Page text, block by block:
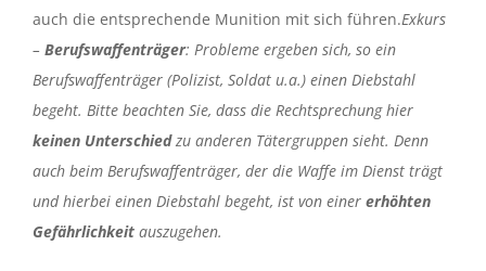
auch die entsprechende Munition mit sich führen.Exkurs
– Berufswaffenträger: Probleme ergeben sich, so ein
Berufswaffenträger (Polizist, Soldat u.a.) einen Diebstahl
begeht. Bitte beachten Sie, dass die Rechtsprechung hier
keinen Unterschiedzu anderen Tätergruppen sieht. Denn
auch beim Berufswaffenträger, der die Waffe im Dienst trägt
und hierbei einen Diebstahl begeht, ist von einer erhöhten
Gefährlichkeit auszugehen.